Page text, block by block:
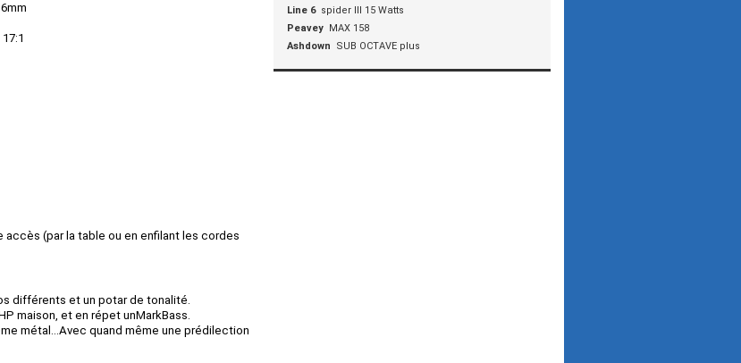
(par la table ou en enfilant les cordes
différents et un potar de tonalité.
maison, et en répet unMarkBass.
métal...Avec quand même une prédilection
Line 6 spider III 15 Watts
Peavey MAX 158
Ashdown
SUB OCTAVE plus